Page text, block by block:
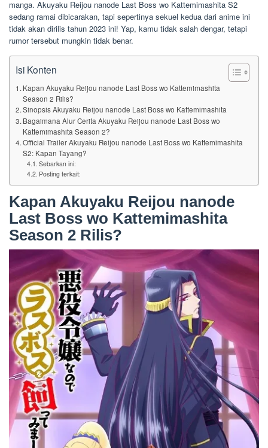
manga. Akuyaku Reijou nanode Last Boss wo Kattemimashita S2
sedang ramai dibicarakan, tapi sepertinya sekuel kedua dari anime ini
tidak akan dirilis tahun 2023 ini! Yap, kamu tidak salah dengar, tetapi
rumor tersebut mungkin tidak benar.
Isi Konten
Kapan Akuyaku Reijou nanode Last Boss wo Kattemimashita
Season 2 Rilis?
Sinopsis Akuyaku Reijou nanode Last Boss wo Kattemimashita
Bagaimana Alur Cerita Akuyaku Reijou nanode Last Boss wo
Kattemimashita Season 2?
Official Trailer Akuyaku Reijou nanode Last Boss wo Kattemimashita
S2: Kapan Tayang?
Sebarkan ini:
Posting terkait:
Kapan Akuyaku Reijou nanode
Last Boss wo Kattemimashita
Season 2 Rilis?